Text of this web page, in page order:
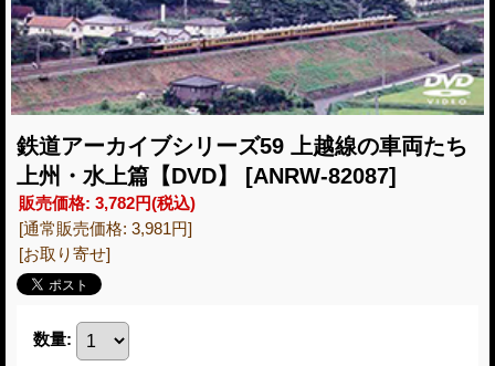
鉄道アーカイブシリーズ59 上越線の車両たち
上州・水上篇【DVD】
[ANRW-82087]
販売価格: 3,782円(税込)
[通常販売価格: 3,981円]
[お取り寄せ]
数量: